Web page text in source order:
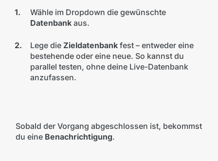
Wähle im Dropdown die gewünschte
Datenbankaus.
Lege die Zieldatenbankfest – entweder eine
bestehende oder eine neue. So kannst du
parallel testen, ohne deine Live-Datenbank
anzufassen.
Sobald der Vorgang abgeschlossen ist, bekommst
du eine Benachrichtigung.